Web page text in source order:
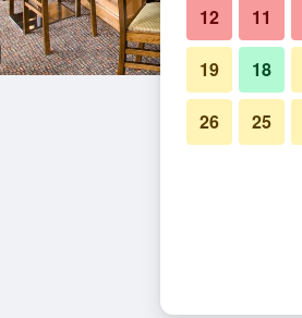
11
12
18
19
25
26